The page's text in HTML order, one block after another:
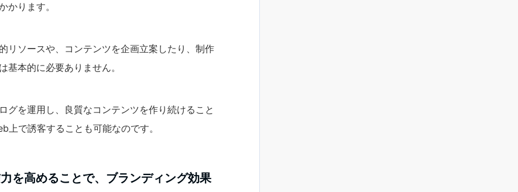
かります。
リソースや、コンテンツを企画立案したり、制作
基本的に必要ありません。
グを運用し、良質なコンテンツを作り続けること
上で誘客することも可能なのです。
を高めることで、ブランディング効果